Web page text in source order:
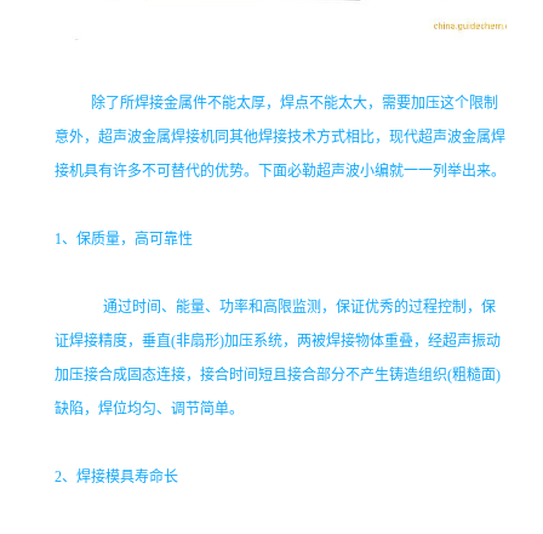
除了所焊接金属件不能太厚，焊点不能太大，需要加压这个限制
意外，超声波金属焊接机同其他焊接技术方式相比，现代超声波金属焊
接机具有许多不可替代的优势。下面必勒超声波小编就一一列举出来。
1、保质量，高可靠性
通过时间、能量、功率和高限监测，保证优秀的过程控制，保
证焊接精度，垂直(非扇形)加压系统，两被焊接物体重叠，经超声振动
加压接合成固态连接，接合时间短且接合部分不产生铸造组织(粗糙面)
缺陷，焊位均匀、调节简单。
2、焊接模具寿命长